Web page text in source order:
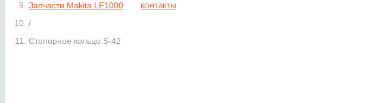
КОНТАКТЫ
Запчасти Makita LF1000
/
Стопорное кольцо S-42